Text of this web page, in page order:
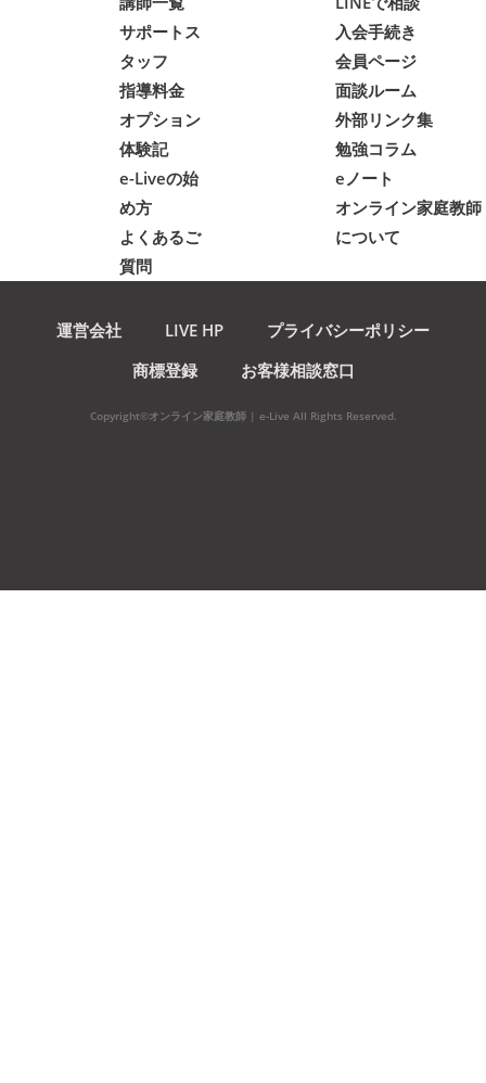
サポートス
タッフ
指導料金
オプション
体験記
e-Liveの始
め方
よくあるご
質問
入会手続き
会員ページ
面談ルーム
外部リンク集
勉強コラム
eノート
オンライン家庭教師
について
運営会社 LIVE HP
プライバシーポリシー
商標登録
お客様相談窓口
Copyright©オンライン家庭教師 | e-Live All Rights Reserved.